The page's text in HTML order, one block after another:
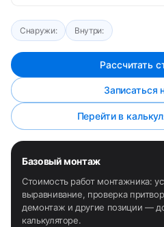
Снаружи: Внутри:
Рассчитать
Записаться
Перейти в
Базовый монтаж
Стоимость работ монтажника:
выравнивание, проверка
демонтаж и другие позиции —
калькуляторе.